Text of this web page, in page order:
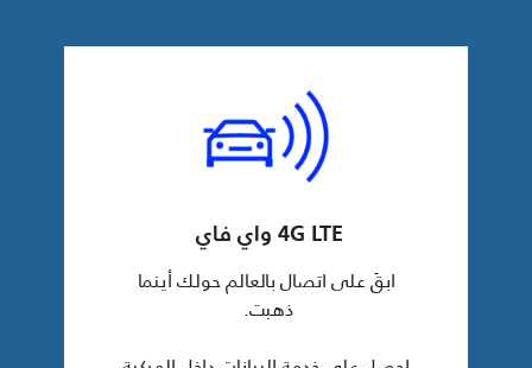
4G LTE واي فاي
ابقَ على اتصال بالعالم حولك أينما
ذهبت.